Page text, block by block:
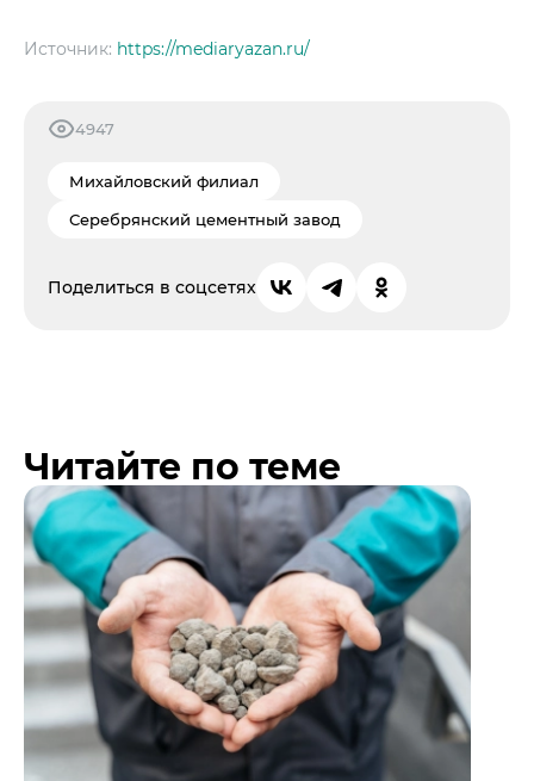
Источник: https://mediaryazan.ru/
4947
Михайловский филиал
Серебрянский цементный завод
Поделиться в соцсетях
Читайте по теме